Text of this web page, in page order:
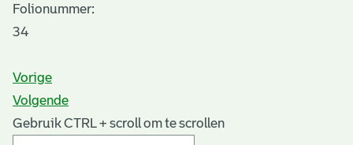
Folionummer:
34
Vorige
Volgende
Gebruik CTRL + scroll om te scrollen